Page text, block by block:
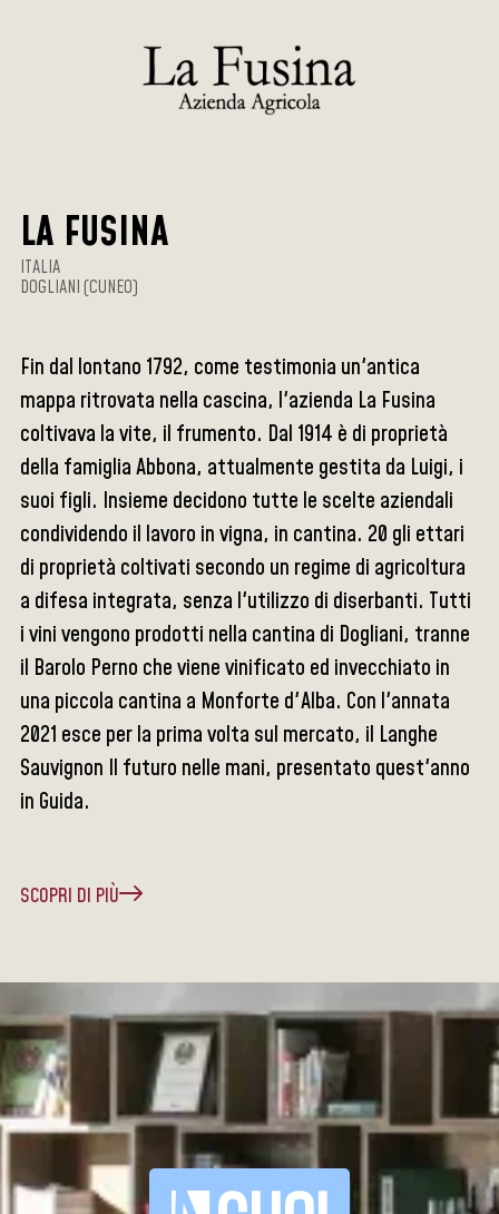
LA FUSINA
ITALIA
DOGLIANI (CUNEO)
Fin dal lontano 1792, come testimonia un'antica
mappa ritrovata nella cascina, l'azienda La Fusina
coltivava la vite, il frumento. Dal 1914 è di proprietà
della famiglia Abbona, attualmente gestita da Luigi, i
suoi figli. Insieme decidono tutte le scelte aziendali
condividendo il lavoro in vigna, in cantina. 20 gli ettari
di proprietà coltivati secondo un regime di agricoltura
a difesa integrata, senza l'utilizzo di diserbanti. Tutti
i vini vengono prodotti nella cantina di Dogliani, tranne
il Barolo Perno che viene vinificato ed invecchiato in
una piccola cantina a Monforte d'Alba. Con l'annata
2021 esce per la prima volta sul mercato, il Langhe
Sauvignon Il futuro nelle mani, presentato quest'anno
in Guida.
SCOPRI DI PIÙ